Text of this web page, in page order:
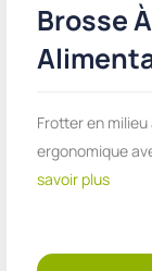
Brosse
Frotter en
ergonomique
savoir plus